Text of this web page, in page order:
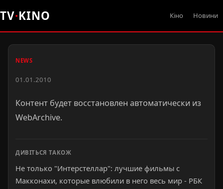
TV·KINO Кіно Новини
NEWS
01.01.2010
Контент будет восстановлен автоматически из
WebArchive.
ДИВІТЬСЯ ТАКОЖ
Не только "Интерстеллар": лучшие фильмы с
Макконахи, которые влюбили в него весь мир - РБК